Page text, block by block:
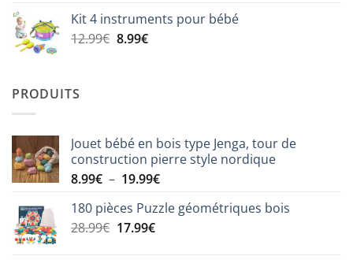
Kit 4 instruments pour bébé
12.99€ Le
8.99€Le
PRODUITS
Jouet bébé en bois type Jenga, tour de
construction pierre style nordique
8.99€ – 19.99€Plage
prix :
180 pièces Puzzle géométriques bois
28.99€ Le
17.99€Le